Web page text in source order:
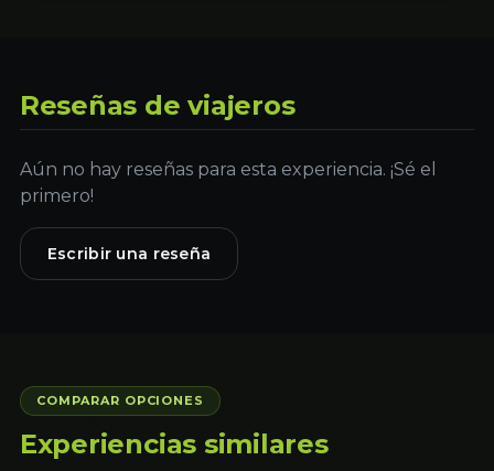
Reseñas de viajeros
Aún no hay reseñas para esta experiencia. ¡Sé el
primero!
Escribir una reseña
COMPARAR OPCIONES
Experiencias similares